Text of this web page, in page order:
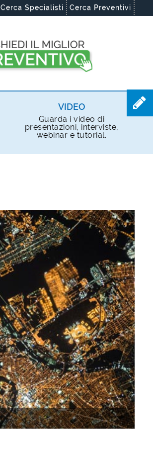
Cerca Specialisti Cerca Preventivi
VIDEO
Guarda i video di
presentazioni, interviste,
webinar e tutorial.